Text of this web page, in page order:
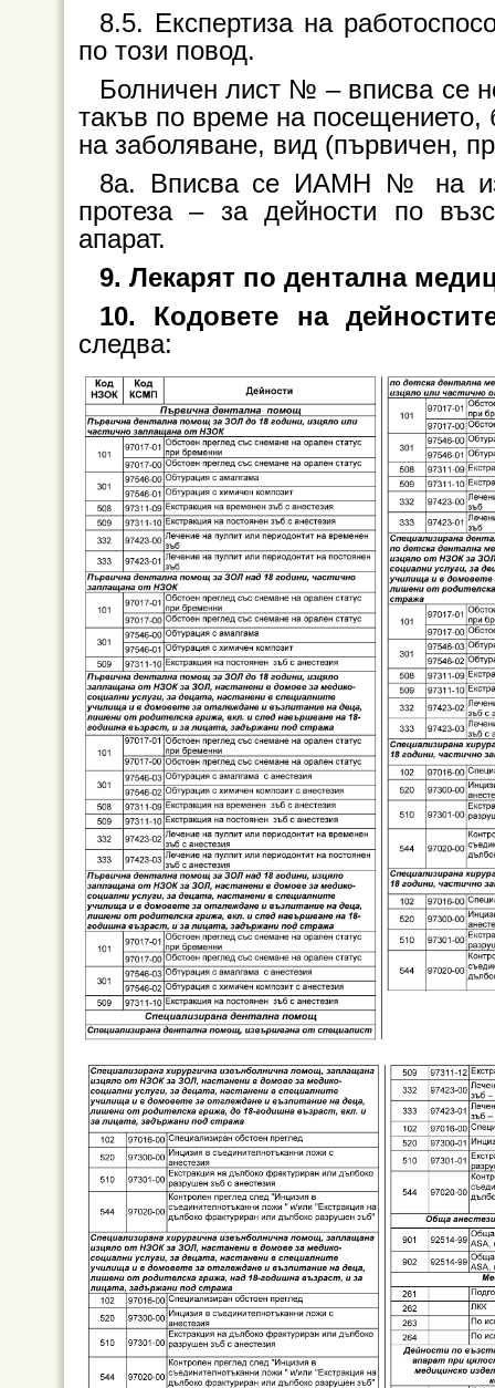
8.5. Експертиза на
по този повод.
Болничен лист № – вписва се
такъв по време на
на заболяване, вид (първичен,
8а. Вписва се ИАМН № на
протеза – за дейности по
апарат.
9. Лекарят по дентална
10. Кодовете на
следва: